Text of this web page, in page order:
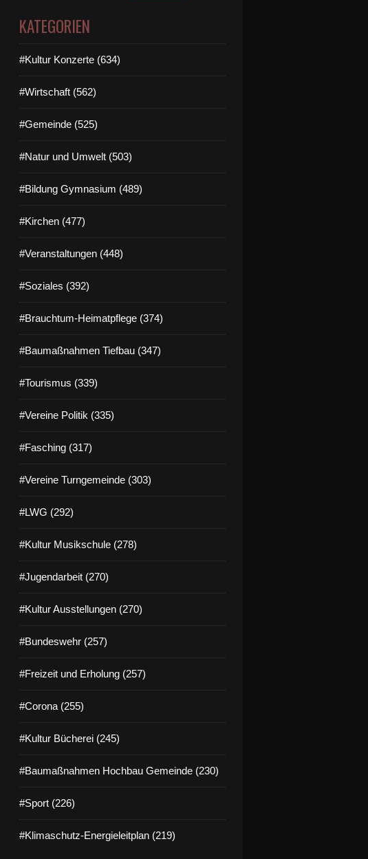
KATEGORIEN
#Kultur Konzerte (634)
#Wirtschaft (562)
#Gemeinde (525)
#Natur und Umwelt (503)
#Bildung Gymnasium (489)
#Kirchen (477)
#Veranstaltungen (448)
#Soziales (392)
#Brauchtum-Heimatpflege (374)
#Baumaßnahmen Tiefbau (347)
#Tourismus (339)
#Vereine Politik (335)
#Fasching (317)
#Vereine Turngemeinde (303)
#LWG (292)
#Kultur Musikschule (278)
#Jugendarbeit (270)
#Kultur Ausstellungen (270)
#Bundeswehr (257)
#Freizeit und Erholung (257)
#Corona (255)
#Kultur Bücherei (245)
#Baumaßnahmen Hochbau Gemeinde (230)
#Sport (226)
#Klimaschutz-Energieleitplan (219)